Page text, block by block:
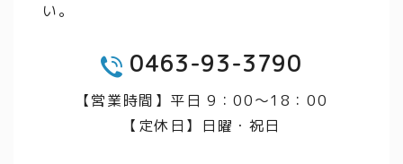
い。
TEL
0463-93-3790
【営業時間】平日 9：00～18：00
【定休日】日曜・祝日